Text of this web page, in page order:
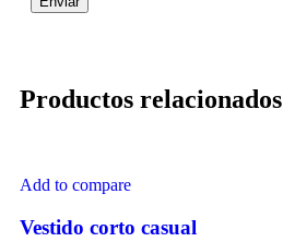
Productos relacionados
Add to compare
Vestido corto casual